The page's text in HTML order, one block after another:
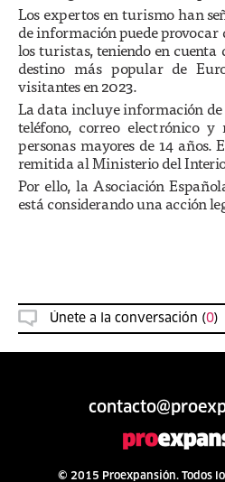
Los expertos en turismo han
de información puede provocar
los turistas, teniendo en cuenta
destino más popular de
visitantes en 2023.
La data incluye información de
teléfono, correo electrónico y
personas mayores de 14 años.
remitida al Ministerio del
Por ello, la Asociación
está considerando una acción
Únete a la conversación (0)
© 2015 Proexpansión. Todos